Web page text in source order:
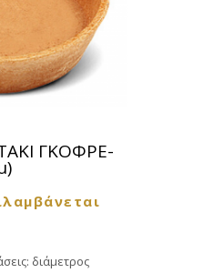
ΓΚΟΦΡΕ-
διάμετρος